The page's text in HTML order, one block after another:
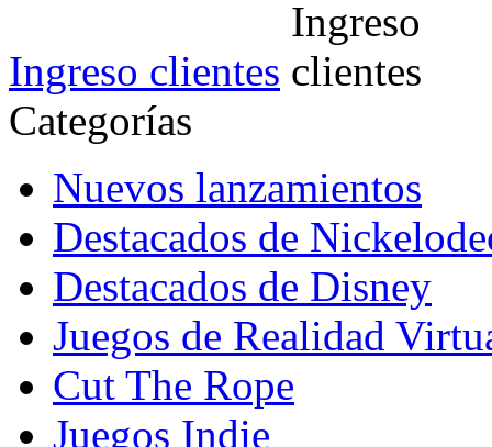
Ingreso clientes
Categorías
Nuevos lanzamientos
Destacados de
Destacados de Disney
Juegos de Realidad
Cut The Rope
Juegos Indie